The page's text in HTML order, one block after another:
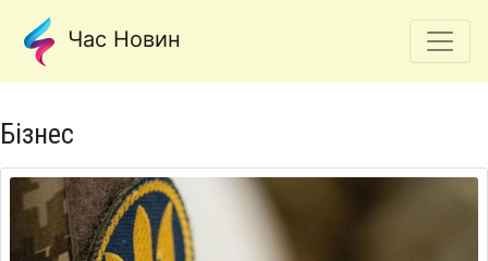
Час Новин
Бізнес